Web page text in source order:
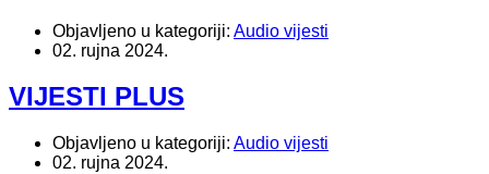
Objavljeno u kategoriji: Audio vijesti
02. rujna 2024.
VIJESTI PLUS
Objavljeno u kategoriji: Audio vijesti
02. rujna 2024.